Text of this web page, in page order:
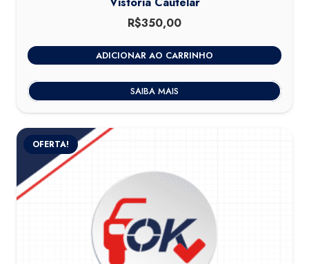
R$350,00
ADICIONAR AO CARRINHO
SAIBA MAIS
OFERTA!